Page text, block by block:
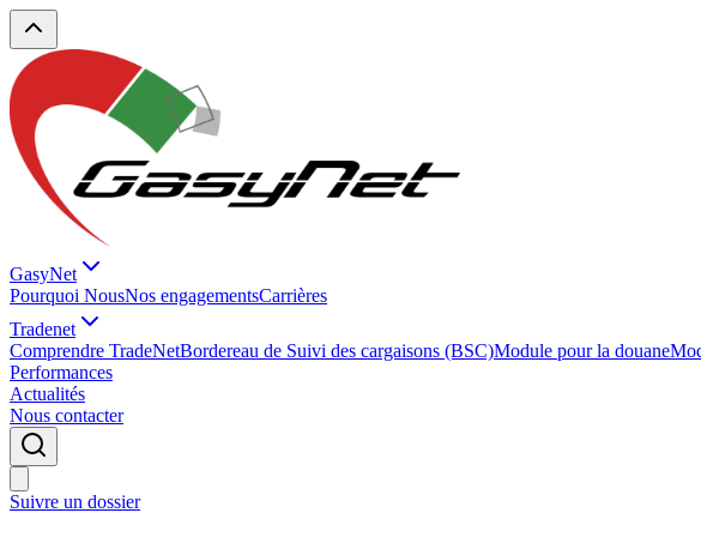
GasyNet
Pourquoi NousNos engagementsCarrières
Tradenet
Comprendre TradeNetBordereau de Suivi des cargaisons (BSC)Module pour la douane
Performances
Actualités
Nous contacter
Suivre un dossier